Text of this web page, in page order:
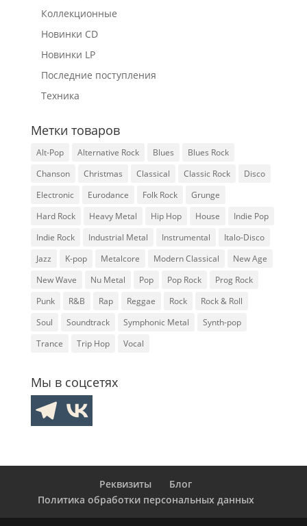
Коллекционные
Новинки CD
Новинки LP
Последние поступления
Техника
Метки товаров
Alt-Pop Alternative Rock Blues
Blues Rock
Chanson
Christmas Classical Classic Rock
Disco
Electronic
Eurodance Folk Rock
Grunge
Hard Rock
Heavy Metal Hip Hop House
Indie Pop
Indie Rock
Industrial Metal Instrumental
Italo-Disco
Jazz
K-pop Metalcore Modern Classical
New Age
New Wave
Nu Metal Pop Pop Rock
Prog Rock
Punk
R&B Rap Reggae Rock
Rock & Roll
Soul
Soundtrack Symphonic Metal
Synth-pop
Trance
Trip Hop Vocal
Мы в соцсетях
Реквизиты
Блог
Политика обработки персональных данных